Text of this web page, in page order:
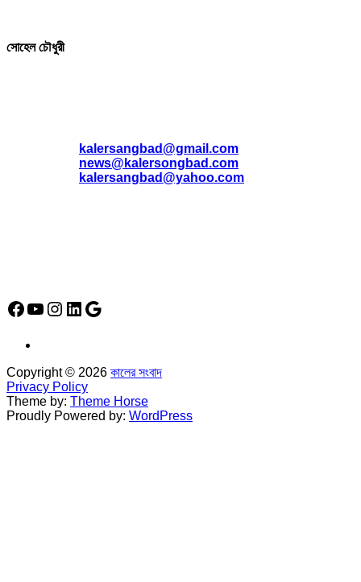
সোহেল চৌধুরী
kalersangbad@gmail.com
news@kalersongbad.com
kalersangbad@yahoo.com
Facebook
YouTube
Instagram
LinkedIn
Google
Copyright © 2026 কালের সংবাদ
Privacy Policy
Theme by: Theme Horse
Proudly Powered by: WordPress